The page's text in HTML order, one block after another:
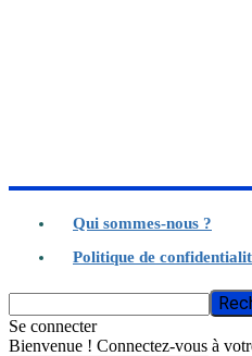
Qui sommes-nous ?
Politique de
Se connecter
Bienvenue ! Connectez-vous à